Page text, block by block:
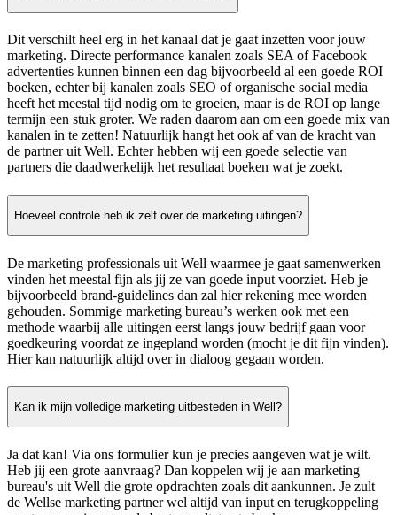
Dit verschilt heel erg in het kanaal dat je gaat inzetten voor jouw
marketing. Directe performance kanalen zoals SEA of Facebook
advertenties kunnen binnen een dag bijvoorbeeld al een goede ROI
boeken, echter bij kanalen zoals SEO of organische social media
heeft het meestal tijd nodig om te groeien, maar is de ROI op lange
termijn een stuk groter. We raden daarom aan om een goede mix van
kanalen in te zetten! Natuurlijk hangt het ook af van de kracht van
de partner uit Well. Echter hebben wij een goede selectie van
partners die daadwerkelijk het resultaat boeken wat je zoekt.
Hoeveel controle heb ik zelf over de marketing uitingen?
De marketing professionals uit Well waarmee je gaat samenwerken
vinden het meestal fijn als jij ze van goede input voorziet. Heb je
bijvoorbeeld brand-guidelines dan zal hier rekening mee worden
gehouden. Sommige marketing bureau’s werken ook met een
methode waarbij alle uitingen eerst langs jouw bedrijf gaan voor
goedkeuring voordat ze ingepland worden (mocht je dit fijn vinden).
Hier kan natuurlijk altijd over in dialoog gegaan worden.
Kan ik mijn volledige marketing uitbesteden in Well?
Ja dat kan! Via ons formulier kun je precies aangeven wat je wilt.
Heb jij een grote aanvraag? Dan koppelen wij je aan marketing
bureau's uit Well die grote opdrachten zoals dit aankunnen. Je zult
de Wellse marketing partner wel altijd van input en terugkoppeling